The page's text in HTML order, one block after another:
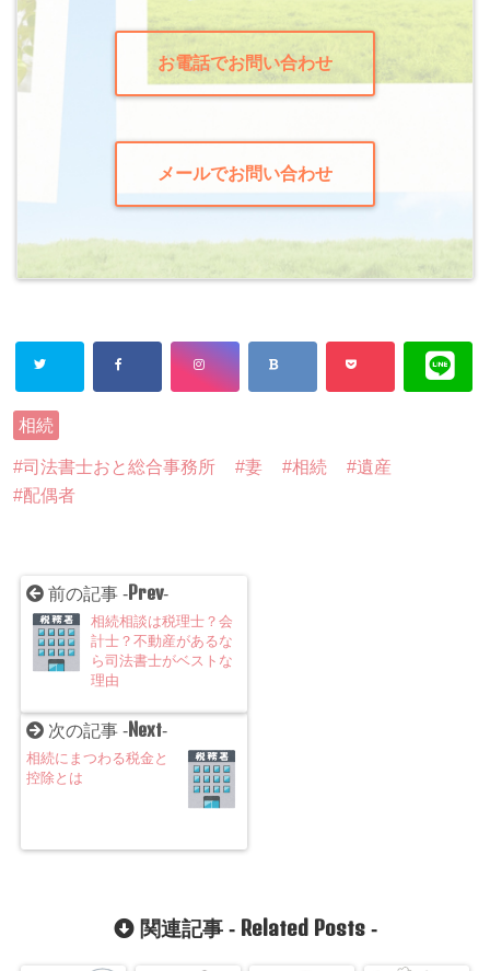
お電話でお問い合わせ
メールでお問い合わせ
相続
司法書士おと総合事務所 妻 相続
遺産
配偶者
前の記事 - Prev-
相続相談は税理士？会
計士？不動産があるな
ら司法書士がベストな
理由
次の記事 - Next-
相続にまつわる税金と
控除とは
関連記事 - Related Posts-